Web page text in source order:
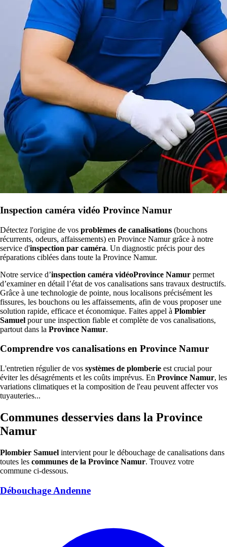
Inspection caméra vidéo Province Namur
Détectez l'origine de vos problèmes de canalisations (bouchons
récurrents, odeurs, affaissements) en Province Namur grâce à notre
service d'inspection par caméra. Un diagnostic précis pour des
réparations ciblées dans toute la Province Namur.
Notre service d’inspection caméra vidéoProvince Namur permet
d’examiner en détail l’état de vos canalisations sans travaux destructifs.
Grâce à une technologie de pointe, nous localisons précisément les
fissures, les bouchons ou les affaissements, afin de vous proposer une
solution rapide, efficace et économique. Faites appel à Plombier
Samuel pour une inspection fiable et complète de vos canalisations,
partout dans la Province Namur.
Comprendre vos canalisations en Province Namur
L'entretien régulier de vos systèmes de plomberie est crucial pour
éviter les désagréments et les coûts imprévus. En Province Namur, les
variations climatiques et la composition de l'eau peuvent affecter vos
tuyauteries...
Communes desservies dans la Province
Namur
Plombier Samuel intervient pour le débouchage de canalisations dans
toutes les communes de la Province Namur. Trouvez votre
commune ci-dessous.
Débouchage Andenne